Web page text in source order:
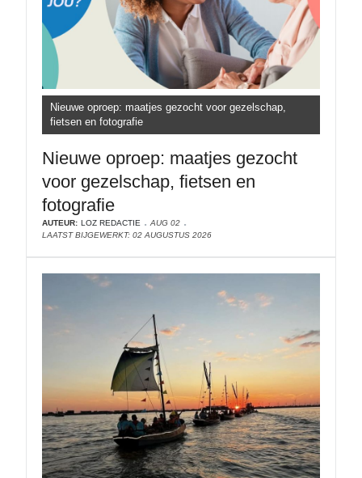
Nieuwe oproep: maatjes gezocht voor gezelschap,
fietsen en fotografie
Nieuwe oproep: maatjes gezocht
voor gezelschap, fietsen en
fotografie
AUTEUR: LOZ REDACTIE
AUG 02
LAATST BIJGEWERKT: 02 AUGUSTUS 2026